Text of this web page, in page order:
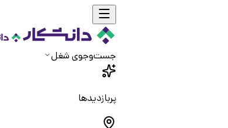
جست‌و‌جوی شغل
پربازدیدها